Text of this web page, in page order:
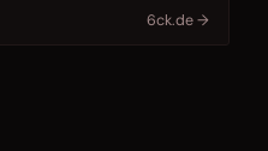
6ck.de →